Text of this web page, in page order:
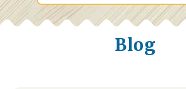
Blog